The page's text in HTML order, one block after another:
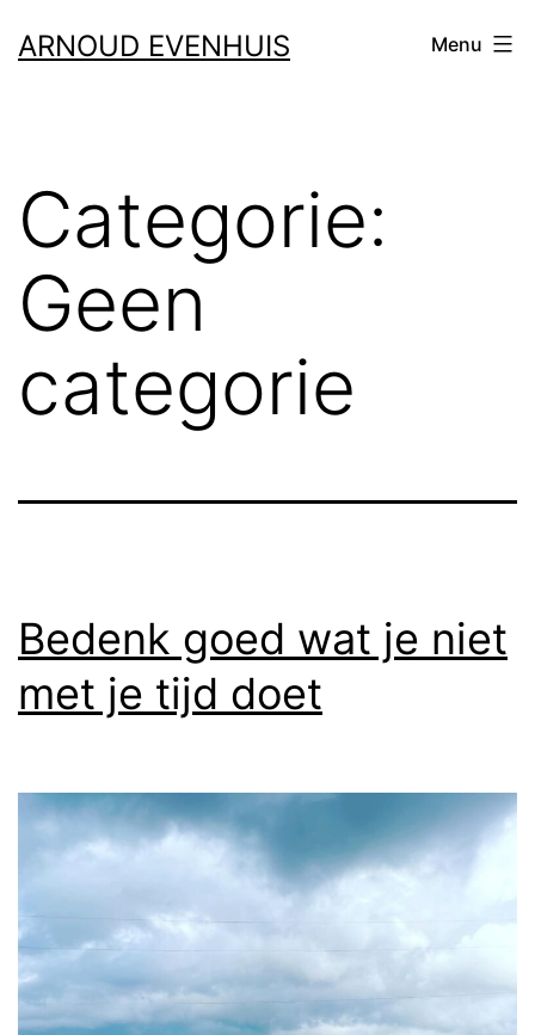
naar
ARNOUD EVENHUIS Menu
Categorie:
Geen
categorie
Bedenk goed wat je niet
met je tijd doet